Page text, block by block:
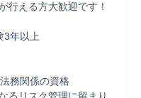
える方大歓迎です！
3年以上
務関係の資格